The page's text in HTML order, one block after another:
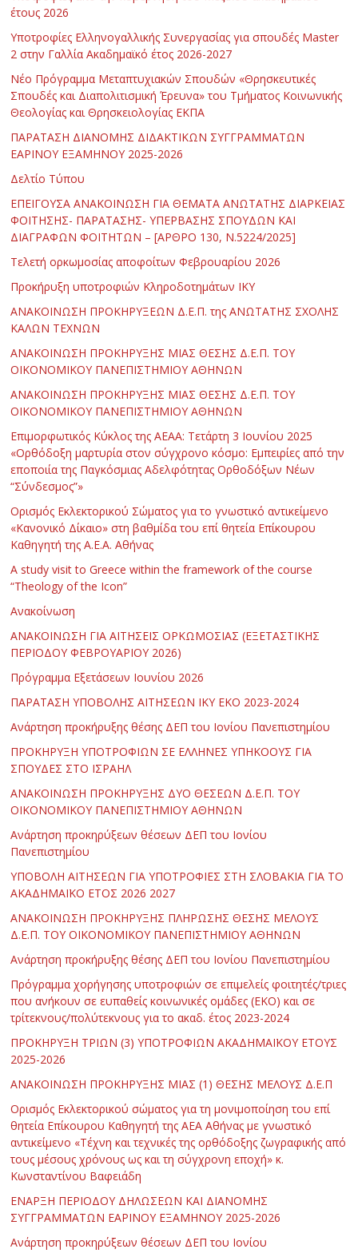
έτους 2026
Υποτροφίες Ελληνογαλλικής Συνεργασίας για σπουδές Master
2 στην Γαλλία Ακαδημαϊκό έτος 2026-2027
Νέο Πρόγραμμα Μεταπτυχιακών Σπουδών «Θρησκευτικές
Σπουδές και Διαπολιτισμική Έρευνα» του Τμήματος Κοινωνικής
Θεολογίας και Θρησκειολογίας ΕΚΠΑ
ΠΑΡΑΤΑΣΗ ΔΙΑΝΟΜΗΣ ΔΙΔΑΚΤΙΚΩΝ ΣΥΓΓΡΑΜΜΑΤΩΝ
ΕΑΡΙΝΟΥ ΕΞΑΜΗΝΟΥ 2025-2026
Δελτίο Τύπου
ΕΠΕΙΓΟΥΣΑ ΑΝΑΚΟΙΝΩΣΗ ΓΙΑ ΘΕΜΑΤΑ ΑΝΩΤΑΤΗΣ ΔΙΑΡΚΕΙΑΣ
ΦΟΙΤΗΣΗΣ- ΠΑΡΑΤΑΣΗΣ- ΥΠΕΡΒΑΣΗΣ ΣΠΟΥΔΩΝ ΚΑΙ
ΔΙΑΓΡΑΦΩΝ ΦΟΙΤΗΤΩΝ – [ΑΡΘΡΟ 130, Ν.5224/2025]
Τελετή ορκωμοσίας αποφοίτων Φεβρουαρίου 2026
Προκήρυξη υποτροφιών Κληροδοτημάτων ΙΚΥ
ΑΝΑΚΟΙΝΩΣΗ ΠΡΟΚΗΡΥΞΕΩΝ Δ.Ε.Π. της ΑΝΩΤΑΤΗΣ ΣΧΟΛΗΣ
ΚΑΛΩΝ ΤΕΧΝΩΝ
ΑΝΑΚΟΙΝΩΣΗ ΠΡΟΚΗΡΥΞΗΣ ΜΙΑΣ ΘΕΣΗΣ Δ.Ε.Π. ΤΟΥ
ΟΙΚΟΝΟΜΙΚΟΥ ΠΑΝΕΠΙΣΤΗΜΙΟΥ ΑΘΗΝΩΝ
ΑΝΑΚΟΙΝΩΣΗ ΠΡΟΚΗΡΥΞΗΣ ΜΙΑΣ ΘΕΣΗΣ Δ.Ε.Π. ΤΟΥ
ΟΙΚΟΝΟΜΙΚΟΥ ΠΑΝΕΠΙΣΤΗΜΙΟΥ ΑΘΗΝΩΝ
Επιμορφωτικός Κύκλος της ΑΕΑΑ: Τετάρτη 3 Ιουνίου 2025
«Ορθόδοξη μαρτυρία στον σύγχρονο κόσμο: Εμπειρίες από την
εποποιία της Παγκόσμιας Αδελφότητας Ορθοδόξων Νέων
“Σύνδεσμος”»
Ορισμός Εκλεκτορικού Σώματος για το γνωστικό αντικείμενο
«Κανονικό Δίκαιο» στη βαθμίδα του επί θητεία Επίκουρου
Καθηγητή της Α.Ε.Α. Αθήνας
Α study visit to Greece within the framework of the course
“Theology of the Icon”
Ανακοίνωση
ΑΝΑΚΟΙΝΩΣΗ ΓΙΑ ΑΙΤΗΣΕΙΣ ΟΡΚΩΜΟΣΙΑΣ (ΕΞΕΤΑΣΤΙΚΗΣ
ΠΕΡΙΟΔΟΥ ΦΕΒΡΟΥΑΡΙΟΥ 2026)
Πρόγραμμα Εξετάσεων Ιουνίου 2026
ΠΑΡΑΤΑΣΗ ΥΠΟΒΟΛΗΣ ΑΙΤΗΣΕΩΝ ΙΚΥ ΕΚΟ 2023-2024
Ανάρτηση προκήρυξης θέσης ΔΕΠ του Ιονίου Πανεπιστημίου
ΠΡΟΚΗΡΥΞΗ ΥΠΟΤΡΟΦΙΩΝ ΣΕ ΕΛΛΗΝΕΣ ΥΠΗΚΟΟΥΣ ΓΙΑ
ΣΠΟΥΔΕΣ ΣΤΟ ΙΣΡΑΗΛ
ΑΝΑΚΟΙΝΩΣΗ ΠΡΟΚΗΡΥΞΗΣ ΔΥΟ ΘΕΣΕΩΝ Δ.Ε.Π. ΤΟΥ
ΟΙΚΟΝΟΜΙΚΟΥ ΠΑΝΕΠΙΣΤΗΜΙΟΥ ΑΘΗΝΩΝ
Ανάρτηση προκηρύξεων θέσεων ΔΕΠ του Ιονίου
Πανεπιστημίου
ΥΠΟΒΟΛΗ ΑΙΤΗΣΕΩΝ ΓΙΑ ΥΠΟΤΡΟΦΙΕΣ ΣΤΗ ΣΛΟΒΑΚΙΑ ΓΙΑ ΤΟ
ΑΚΑΔΗΜΑΪΚΟ ΕΤΟΣ 2026 2027
ΑΝΑΚΟΙΝΩΣΗ ΠΡΟΚΗΡΥΞΗΣ ΠΛΗΡΩΣΗΣ ΘΕΣΗΣ ΜΕΛΟΥΣ
Δ.Ε.Π. ΤΟΥ ΟΙΚΟΝΟΜΙΚΟΥ ΠΑΝΕΠΙΣΤΗΜΙΟΥ ΑΘΗΝΩΝ
Ανάρτηση προκήρυξης θέσης ΔΕΠ του Ιονίου Πανεπιστημίου
Πρόγραμμα χορήγησης υποτροφιών σε επιμελείς φοιτητές/τριες
που ανήκουν σε ευπαθείς κοινωνικές ομάδες (ΕΚΟ) και σε
τρίτεκνους/πολύτεκνους για το ακαδ. έτος 2023-2024
ΠΡΟΚΗΡΥΞΗ ΤΡΙΩΝ (3) ΥΠΟΤΡΟΦΙΩΝ ΑΚΑΔΗΜΑΪΚΟΥ ΕΤΟΥΣ
2025-2026
ΑΝΑΚΟΙΝΩΣΗ ΠΡΟΚΗΡΥΞΗΣ ΜΙΑΣ (1) ΘΕΣΗΣ ΜΕΛΟΥΣ Δ.Ε.Π
Ορισμός Εκλεκτορικού σώματος για τη μονιμοποίηση του επί
θητεία Επίκουρου Καθηγητή της ΑΕΑ Αθήνας με γνωστικό
αντικείμενο «Τέχνη και τεχνικές της ορθόδοξης ζωγραφικής από
τους μέσους χρόνους ως και τη σύγχρονη εποχή» κ.
Κωνσταντίνου Βαφειάδη
ΕΝΑΡΞΗ ΠΕΡΙΟΔΟΥ ΔΗΛΩΣΕΩΝ ΚΑΙ ΔΙΑΝΟΜΗΣ
ΣΥΓΓΡΑΜΜΑΤΩΝ ΕΑΡΙΝΟΥ ΕΞΑΜΗΝΟΥ 2025-2026
Ανάρτηση προκηρύξεων θέσεων ΔΕΠ του Ιονίου